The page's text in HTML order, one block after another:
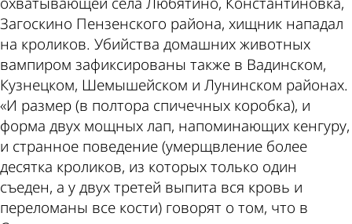
Загоскино Пензенского района, хищник нападал
на кроликов. Убийства домашних животных
вампиром зафиксированы также в Вадинском,
Кузнецком, Шемышейском и Лунинском районах.
«И размер (в полтора спичечных коробка), и
форма двух мощных лап, напоминающих кенгуру,
и странное поведение (умерщвление более
десятка кроликов, из которых только один
съеден, а у двух третей выпита вся кровь и
переломаны все кости) говорят о том, что в